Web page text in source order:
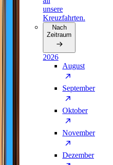
unsere
Kreuzfahrten.
Nach
Zeitraum
2026
August
September
Oktober
November
Dezember